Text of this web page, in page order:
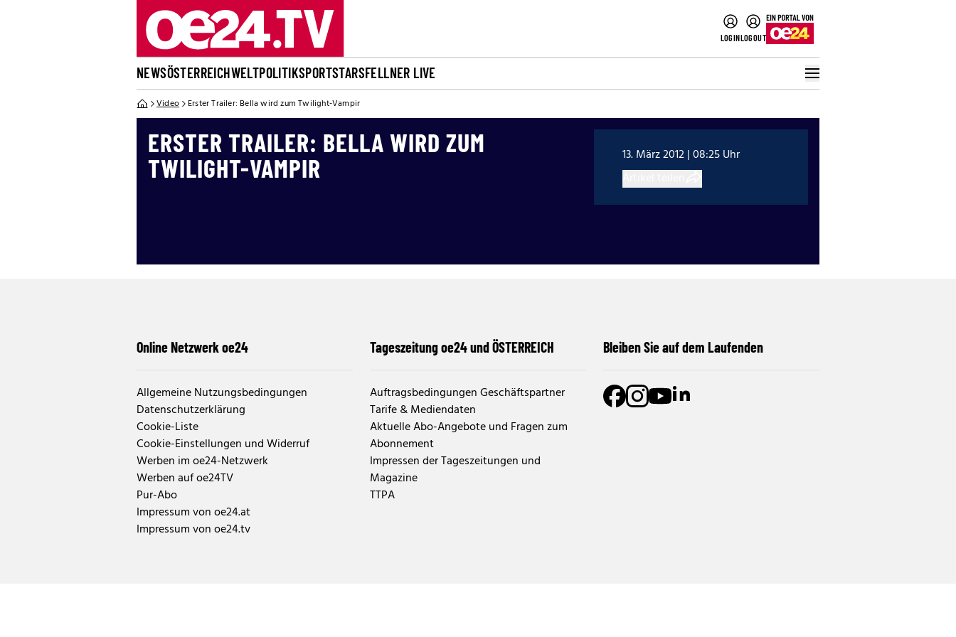
LOGINLOGOUT
NEWSÖSTERREICHWELTPOLITIKSPORTSTARSFELLNER LIVE
Video Erster Trailer: Bella wird zum Twilight-Vampir
ERSTER TRAILER: BELLA WIRD ZUM
TWILIGHT-VAMPIR
13. März 2012 | 08:25 Uhr
Online Netzwerk oe24
Allgemeine Nutzungsbedingungen
Datenschutzerklärung
Cookie-Liste
Cookie-Einstellungen und Widerruf
Werben im oe24-Netzwerk
Werben auf oe24TV
Pur-Abo
Impressum von oe24.at
Impressum von oe24.tv
Tageszeitung oe24 und ÖSTERREICH
Auftragsbedingungen Geschäftspartner
Tarife & Mediendaten
Aktuelle Abo-Angebote und Fragen zum
Abonnement
Impressen der Tageszeitungen und
Magazine
TTPA
Bleiben Sie auf dem Laufenden